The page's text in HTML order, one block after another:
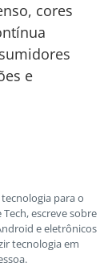
cores
e
para o
escreve sobre
e eletrônicos
tecnologia em